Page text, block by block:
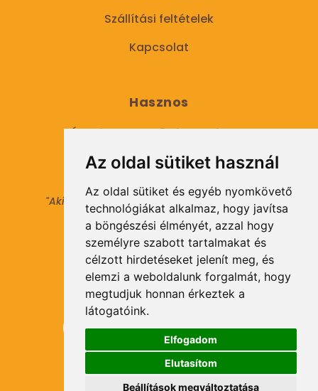
Az oldal sütiket használ
Az oldal sütiket és egyéb nyomkövető
technológiákat alkalmaz, hogy javítsa
a böngészési élményét, azzal hogy
személyre szabott tartalmakat és
célzott hirdetéseket jelenít meg, és
elemzi a weboldalunk forgalmát, hogy
megtudjuk honnan érkeztek a
látogatóink.
Elfogadom
Elutasítom
Beállítások megváltoztatása
Szállítási feltételek
Kapcsolat
Hasznos
Általános Szerződési Feltételek
Adatkezelési tájékoztató
"Aki másokat nem tesz gazdaggá, maga sem
válhat azzá."
© 2021 Minden jog fenntartva.
Hírlevél Feliratkozás
Feliratkozás